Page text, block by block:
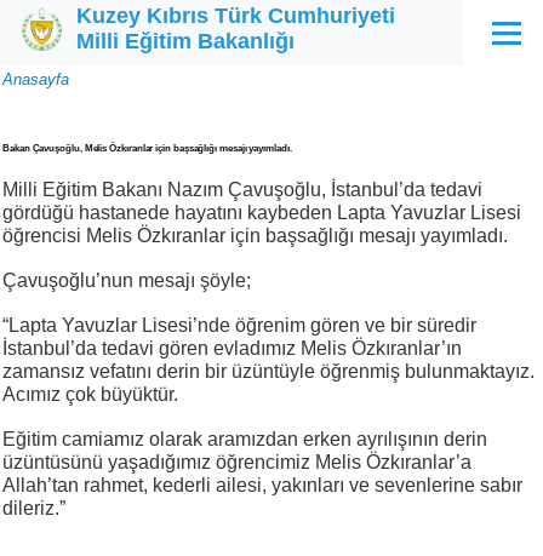
Ana içeriğe atla
Kuzey Kıbrıs Türk Cumhuriyeti
Milli Eğitim Bakanlığı
Menü
Sayfa
Anasayfa
Bakan Çavuşoğlu, Melis Özkıranlar için başsağlığı mesajı yayımladı.
Milli Eğitim Bakanı Nazım Çavuşoğlu, İstanbul’da tedavi
gördüğü hastanede hayatını kaybeden Lapta Yavuzlar Lisesi
öğrencisi Melis Özkıranlar için başsağlığı mesajı yayımladı.
Çavuşoğlu’nun mesajı şöyle;
“Lapta Yavuzlar Lisesi’nde öğrenim gören ve bir süredir
İstanbul’da tedavi gören evladımız Melis Özkıranlar’ın
zamansız vefatını derin bir üzüntüyle öğrenmiş bulunmaktayız.
Acımız çok büyüktür.
Eğitim camiamız olarak aramızdan erken ayrılışının derin
üzüntüsünü yaşadığımız öğrencimiz Melis Özkıranlar’a
Allah’tan rahmet, kederli ailesi, yakınları ve sevenlerine sabır
dileriz.”